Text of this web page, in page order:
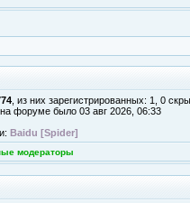
, из них зарегистрированных: 1, 0
форуме было 03 авг 2026, 06:33
Baidu [Spider]
модераторы